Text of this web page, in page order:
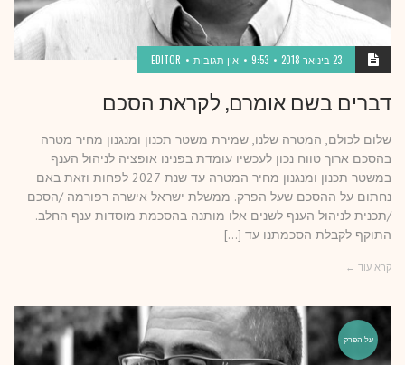
23 בינואר 2018 9:53 אין תגובות EDITOR
דברים בשם אומרם, לקראת הסכם
שלום לכולם, המטרה שלנו, שמירת משטר תכנון ומנגנון מחיר מטרה
בהסכם ארוך טווח נכון לעכשיו עומדת בפנינו אופציה לניהול הענף
במשטר תכנון ומנגנון מחיר המטרה עד שנת 2027 לפחות וזאת באם
נחתום על ההסכם שעל הפרק. ממשלת ישראל אישרה רפורמה /הסכם
/תכנית לניהול הענף לשנים אלו מותנה בהסכמת מוסדות ענף החלב.
התוקף לקבלת הסכמתנו עד […]
קרא עוד ←
על הפרק